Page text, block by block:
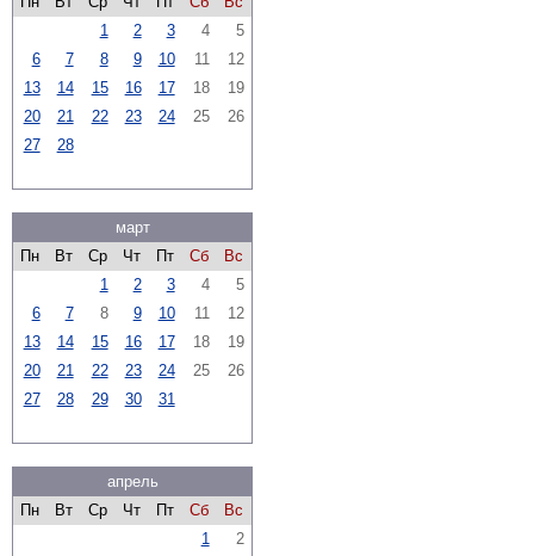
1
2 3 4
5
6
7 8 9 10 11
12
13
14 15 16 17 18
19
20
21 22 23 24 25
26
27
28
март
Пн
Вт Ср Чт Пт Сб
Вс
1
2 3 4
5
6
7 8 9 10 11
12
13
14 15 16 17 18
19
20
21 22 23 24 25
26
27
28 29 30 31
апрель
Пн
Вт Ср Чт Пт Сб
Вс
1
2